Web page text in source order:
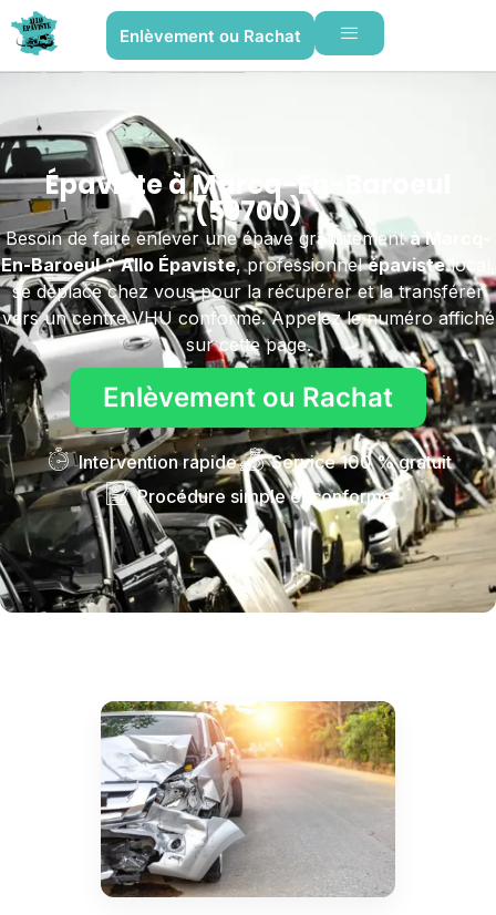
Enlèvement ou Rachat
Épaviste à Marcq-En-Baroeul
(59700)
Besoin de faire enlever une épave gratuitementà Marcq-
En-Baroeul?Allo Épaviste, professionnelépavistelocal,
se déplace chez vous pour la récupérer et la transférer
vers un centre VHU conforme. Appelez le numéro affiché
sur cette page.
Enlèvement ou Rachat
Intervention rapide
Service 100 % gratuit
Procédure simple et conforme